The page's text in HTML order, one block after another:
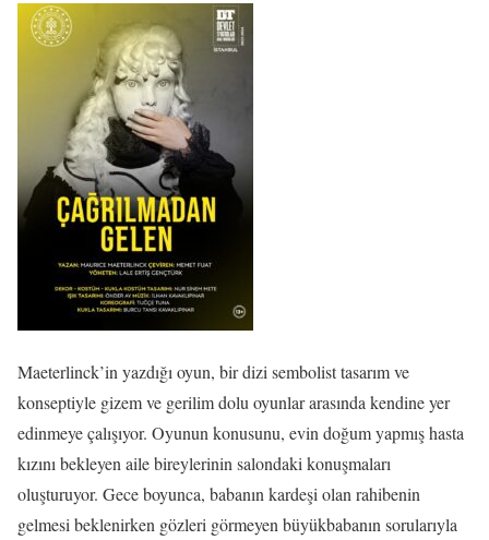
Maeterlinck’in yazdığı oyun, bir dizi sembolist tasarım ve
konseptiyle gizem ve gerilim dolu oyunlar arasında kendine yer
edinmeye çalışıyor. Oyunun konusunu, evin doğum yapmış hasta
kızını bekleyen aile bireylerinin salondaki konuşmaları
oluşturuyor. Gece boyunca, babanın kardeşi olan rahibenin
gelmesi beklenirken gözleri görmeyen büyükbabanın sorularıyla